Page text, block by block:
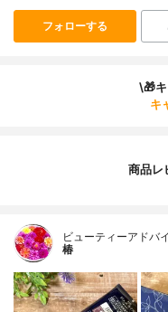
フォローする
\🎁
キ
商品レ
ビューティーアドバ
椿